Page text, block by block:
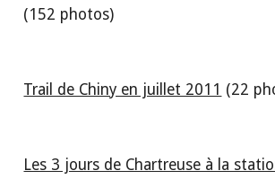
(152 photos)
Trail de Chiny en juillet 2011 (22
Les 3 jours de Chartreuse à la